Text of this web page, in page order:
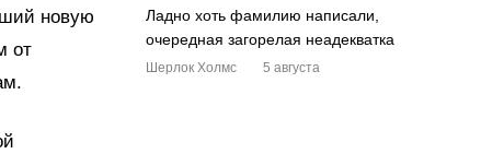
новую
от
Ладно хоть фамилию написали,
очередная загорелая неадекватка
Шерлок Холмс 5 августа